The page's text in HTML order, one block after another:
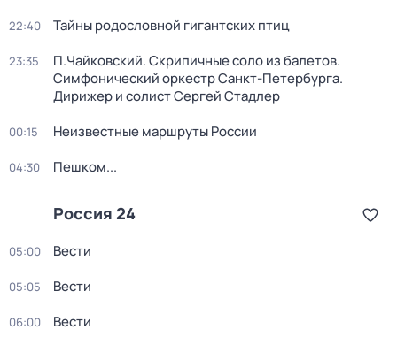
22:40 Тайны родословной гигантских птиц
23:35
П.Чайковский. Скрипичные соло из балетов.
Симфонический оркестр Санкт-Петербурга.
Дирижер и солист Сергей Стадлер
00:15 Неизвестные маршруты России
04:30 Пешком...
Россия 24
05:00 Вести
05:05 Вести
06:00 Вести